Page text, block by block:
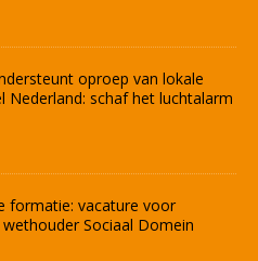
oproep van lokale
Nederland: schaf het luchtalarm
formatie: vacature voor
Sociaal Domein